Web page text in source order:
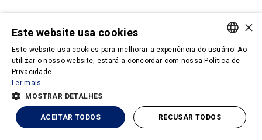
PORTUGUESE
×
Este website usa cookies
Este website usa cookies para melhorar a experiência do usuário. Ao
utilizar o nosso website, estará a concordar com nossa Política de
Privacidade.
Ler mais
MOSTRAR DETALHES
ACEITAR TODOS RECUSAR TODOS